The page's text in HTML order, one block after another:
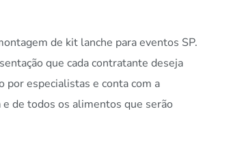
de kit lanche para eventos SP.
que cada contratante deseja
por especialistas e conta com a
de todos os alimentos que serão